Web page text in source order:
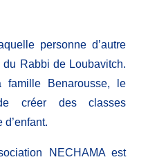
personne d’autre
du Rabbi de Loubavitch.
Benarousse, le
créer des classes
NECHAMA est